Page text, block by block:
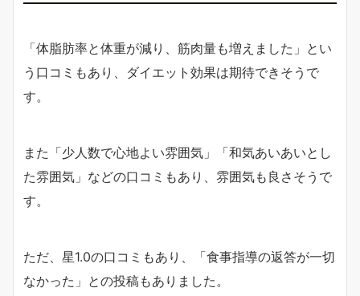
「体脂肪率と体重が減り、筋肉量も増えました」とい
う口コミもあり、ダイエット効果は期待できそうで
す。
また「少人数で心地よい雰囲気」「和気あいあいとし
た雰囲気」などの口コミもあり、雰囲気も良さそうで
す。
ただ、星1.0の口コミもあり、「食事指導の返答が一切
なかった」との投稿もありました。